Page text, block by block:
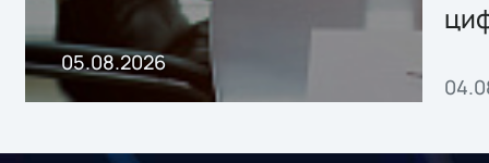
05.08.2026